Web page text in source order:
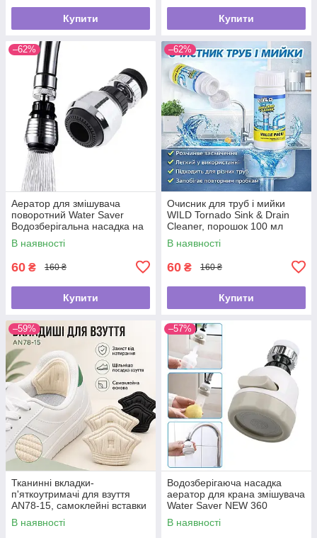
Купити Купити
–62%
Аератор для змішувача
поворотний Water Saver
Водозберігальна насадка на
кран
В наявності
60 ₴ 160 ₴
Купити
–62%
Очисник для труб і мийки
WILD Tornado Sink & Drain
Cleaner, порошок 100 мл
В наявності
60 ₴ 160 ₴
Купити
–59%
Тканинні вкладки-
п'яткоутримачі для взуття
AN78-15, самоклейні вставки
від натирання та мозолів, для
зменшення розміру взуття
В наявності
–57%
Водозберігаюча насадка
аератор для крана змішувача
Water Saver NEW 360
В наявності